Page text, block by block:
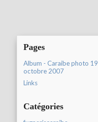
Pages
Album - Caraibe photo 19
octobre 2007
Links
Catégories